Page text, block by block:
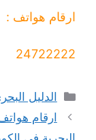
ارقام هواتف :
24722222
التصنيفات
الدليل
ارقام